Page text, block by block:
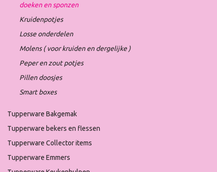
doeken en sponzen
Kruidenpotjes
Losse onderdelen
Molens ( voor kruiden en dergelijke )
Peper en zout potjes
Pillen doosjes
Smart boxes
Tupperware Bakgemak
Tupperware bekers en flessen
Tupperware Collector items
Tupperware Emmers